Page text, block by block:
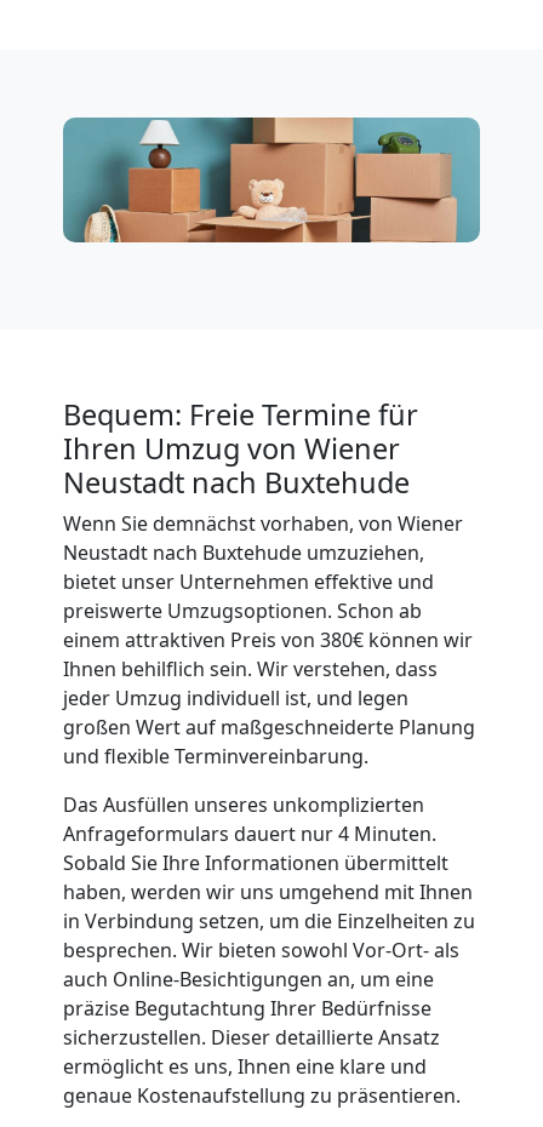
Bequem: Freie Termine für
Ihren Umzug von Wiener
Neustadt nach Buxtehude
Wenn Sie demnächst vorhaben, von Wiener
Neustadt nach Buxtehude umzuziehen,
bietet unser Unternehmen effektive und
preiswerte Umzugsoptionen. Schon ab
einem attraktiven Preis von 380€ können wir
Ihnen behilflich sein. Wir verstehen, dass
jeder Umzug individuell ist, und legen
großen Wert auf maßgeschneiderte Planung
und flexible Terminvereinbarung.
Das Ausfüllen unseres unkomplizierten
Anfrageformulars dauert nur 4 Minuten.
Sobald Sie Ihre Informationen übermittelt
haben, werden wir uns umgehend mit Ihnen
in Verbindung setzen, um die Einzelheiten zu
besprechen. Wir bieten sowohl Vor-Ort- als
auch Online-Besichtigungen an, um eine
präzise Begutachtung Ihrer Bedürfnisse
sicherzustellen. Dieser detaillierte Ansatz
ermöglicht es uns, Ihnen eine klare und
genaue Kostenaufstellung zu präsentieren.
Küchenumzug
Wiener
Umzug
und
Lagerung
Wiener
Neustadt
Full-
Service-
Umzug
Wiener
Neustadt
Qualitäts-